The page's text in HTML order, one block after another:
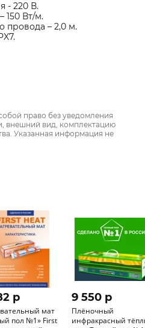
- 220 В.
150 Вт/м.
провода – 2,0 м.
право без уведомления
внешний вид, комплектацию
Указанная информация не
p
мат
пол №1» First
9 550 p
Плёночный
инфракрасный